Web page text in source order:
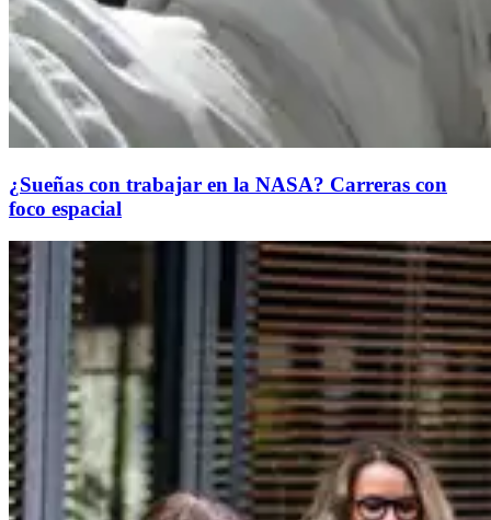
¿Sueñas con trabajar en la NASA? Carreras con
foco espacial